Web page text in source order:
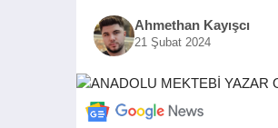
Ahmethan Kayışcı
21 Şubat 2024